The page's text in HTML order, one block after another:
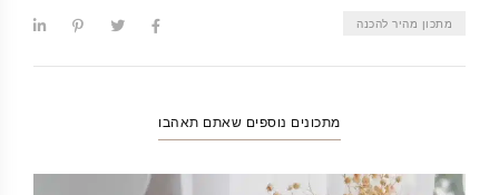
מתכון מהיר להכנה
מתכונים נוספים שאתם תאהבו